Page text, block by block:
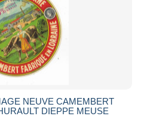
NEUVE CAMEMBERT
DIEPPE MEUSE